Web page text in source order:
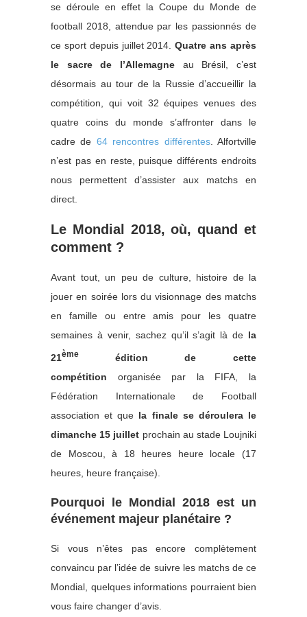
se déroule en effet la Coupe du Monde de
football 2018, attendue par les passionnés de
ce sport depuis juillet 2014.Quatre ans après
le sacre de l’Allemagne au Brésil, c’est
désormais au tour de la Russie d’accueillir la
compétition, qui voit 32 équipes venues des
quatre coins du monde s’affronter dans le
cadre de 64 rencontres différentes. Alfortville
n’est pas en reste, puisque différents endroits
nous permettent d’assister aux matchs en
direct.
Le Mondial 2018, où, quand et
comment ?
Avant tout, un peu de culture, histoire de la
jouer en soirée lors du visionnage des matchs
en famille ou entre amis pour les quatre
semaines à venir, sachez qu’il s’agit là de la
21ème édition de cette
compétition organisée par la FIFA, la
Fédération Internationale de Football
association et que la finale se déroulera le
dimanche 15 juillet prochain au stade Loujniki
de Moscou, à 18 heures heure locale (17
heures, heure française).
Pourquoi le Mondial 2018 est un
événement majeur planétaire ?
Si vous n’êtes pas encore complètement
convaincu par l’idée de suivre les matchs de ce
Mondial, quelques informations pourraient bien
vous faire changer d’avis.